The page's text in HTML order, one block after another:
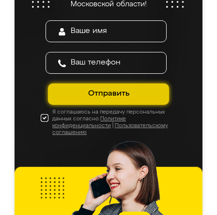
Московской области!
Отправить
Я соглашаюсь на передачу персональных
данных согласно Политике
конфиденциальности
Пользовательскому
соглашению